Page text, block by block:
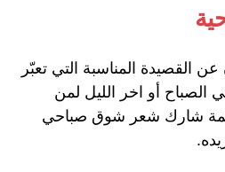
القصيدة المناسبة التي تعبّر
أو اخر الليل لمن
شارك شعر شوق صباحي